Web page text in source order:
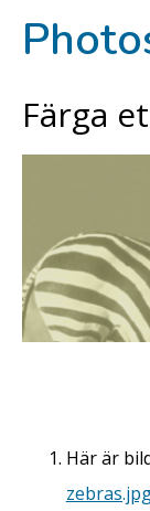
Färga
Här är